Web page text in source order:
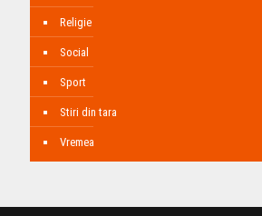
Religie
Social
Sport
Stiri din tara
Vremea